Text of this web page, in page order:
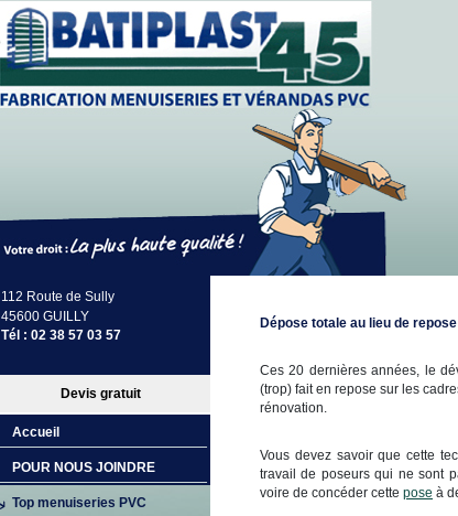
Devis gratuit
112 Route de Sully
45600 GUILLY
Tél : 02 38 57 03 57
Accueil
POUR NOUS JOINDRE
Top menuiseries PVC
Dépose totale au lieu de
Ces 20 dernières années, le
(trop) fait en repose sur les
rénovation.
Vous devez savoir que cette
travail de poseurs qui ne sont
voire de concéder cette pose à